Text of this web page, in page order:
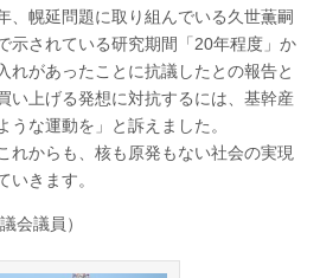
、幌延問題に取り組んでいる久世薫嗣
示されている研究期間「20年程度」か
れがあったことに抗議したとの報告と
い上げる発想に対抗するには、基幹産
な運動を」と訴えました。
れからも、核も原発もない社会の実現
いきます。
会議員）